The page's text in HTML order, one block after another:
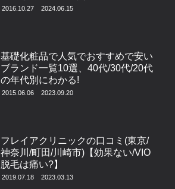
2016.10.27 2024.06.15
基礎化粧品で人気でおすすめで安い
ブランド一覧10選、40代/30代/20代
の年代別にわかる!
2015.06.06 2023.09.20
フレイアクリニックの口コミ(東京/
神奈川/町田/川崎市)【効果ない/VIO
脱毛は痛い?】
2019.07.18 2023.03.13